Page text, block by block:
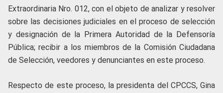
Extraordinaria Nro. 012, con el objeto de analizar y resolver
sobre las decisiones judiciales en el proceso de selección
y designación de la Primera Autoridad de la Defensoría
Pública; recibir a los miembros de la Comisión Ciudadana
de Selección, veedores y denunciantes en este proceso.
Respecto de este proceso, la presidenta del CPCCS, Gina